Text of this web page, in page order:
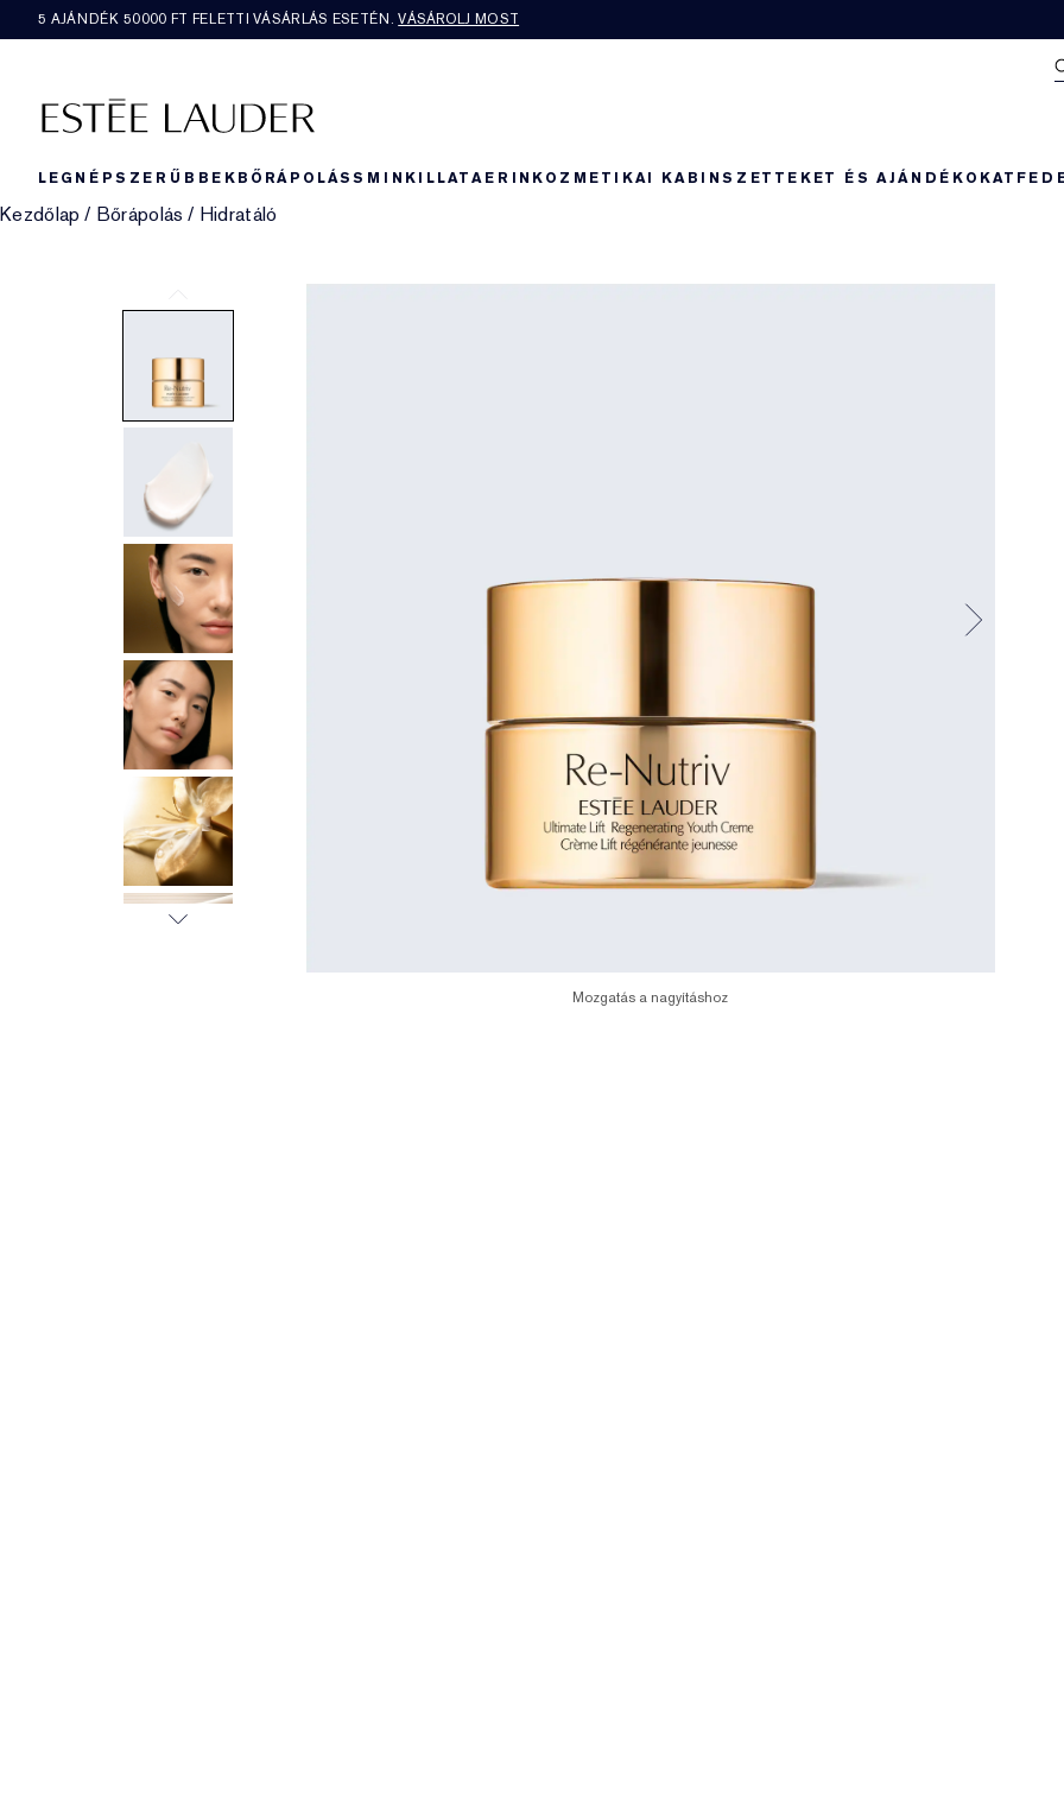
5 AJÁNDÉK 50000​ FT FELETTI VÁSÁRLÁS ESETÉN.VÁSÁROLJ MOST
LEGNÉPSZERŰBBEKBŐRÁPOLÁSSMINKILLATAERIN KOZMETIKAI KABINSZETTEKET ÉS AJÁNDÉKOKAT
Kezdőlap / Bőrápolás / Hidratáló
Mozgatás a nagyításhoz